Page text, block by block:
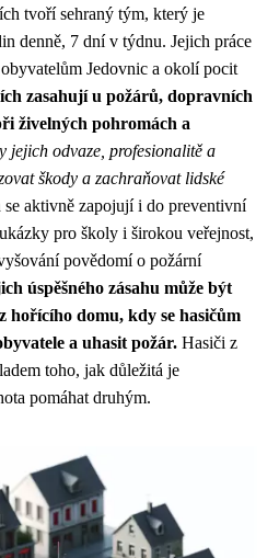
tvoří sehraný tým, který je
denně, 7 dní v týdnu. Jejich práce
Jedovnic a okolí pocit
zasahují u požárů, dopravních
živelných pohromách a
jejich odvaze, profesionalitě a
škody a zachraňovat lidské
aktivně zapojují i do preventivní
pro školy i širokou veřejnost,
povědomí o požární
úspěšného zásahu může být
hořícího domu, kdy se hasičům
a uhasit požár. Hasiči z
toho, jak důležitá je
pomáhat druhým.